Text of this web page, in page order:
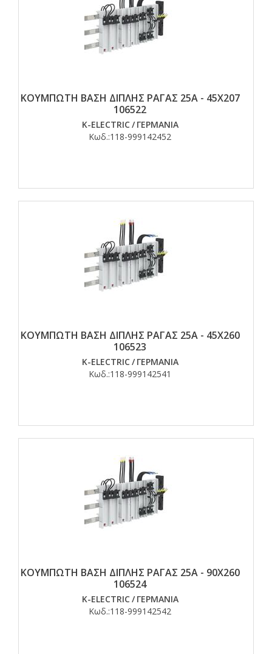
ΚΟΥΜΠΩΤΗ ΒΑΣΗ ΔΙΠΛΗΣ ΡΑΓΑΣ 25Α - 45X207
106522
K-ELECTRIC/ ΓΕΡΜΑΝΙΑ
Κωδ.:118-999142452
ΚΟΥΜΠΩΤΗ ΒΑΣΗ ΔΙΠΛΗΣ ΡΑΓΑΣ 25Α - 45Χ260
106523
K-ELECTRIC/ ΓΕΡΜΑΝΙΑ
Κωδ.:118-999142541
ΚΟΥΜΠΩΤΗ ΒΑΣΗ ΔΙΠΛΗΣ ΡΑΓΑΣ 25Α - 90X260
106524
K-ELECTRIC/ ΓΕΡΜΑΝΙΑ
Κωδ.:118-999142542